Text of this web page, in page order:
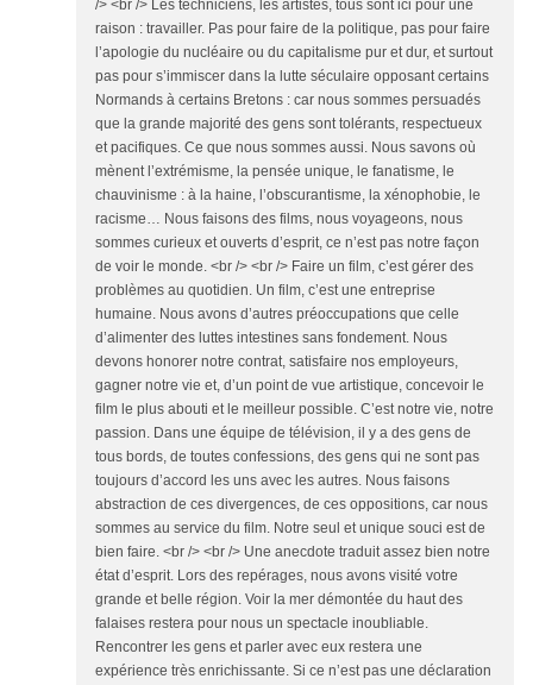
/> <br /> Les techniciens, les artistes, tous sont ici pour une
raison : travailler. Pas pour faire de la politique, pas pour faire
l’apologie du nucléaire ou du capitalisme pur et dur, et surtout
pas pour s’immiscer dans la lutte séculaire opposant certains
Normands à certains Bretons : car nous sommes persuadés
que la grande majorité des gens sont tolérants, respectueux
et pacifiques. Ce que nous sommes aussi. Nous savons où
mènent l’extrémisme, la pensée unique, le fanatisme, le
chauvinisme : à la haine, l’obscurantisme, la xénophobie, le
racisme… Nous faisons des films, nous voyageons, nous
sommes curieux et ouverts d’esprit, ce n’est pas notre façon
de voir le monde. <br /> <br /> Faire un film, c’est gérer des
problèmes au quotidien. Un film, c’est une entreprise
humaine. Nous avons d’autres préoccupations que celle
d’alimenter des luttes intestines sans fondement. Nous
devons honorer notre contrat, satisfaire nos employeurs,
gagner notre vie et, d’un point de vue artistique, concevoir le
film le plus abouti et le meilleur possible. C’est notre vie, notre
passion. Dans une équipe de télévision, il y a des gens de
tous bords, de toutes confessions, des gens qui ne sont pas
toujours d’accord les uns avec les autres. Nous faisons
abstraction de ces divergences, de ces oppositions, car nous
sommes au service du film. Notre seul et unique souci est de
bien faire. <br /> <br /> Une anecdote traduit assez bien notre
état d’esprit. Lors des repérages, nous avons visité votre
grande et belle région. Voir la mer démontée du haut des
falaises restera pour nous un spectacle inoubliable.
Rencontrer les gens et parler avec eux restera une
expérience très enrichissante. Si ce n’est pas une déclaration